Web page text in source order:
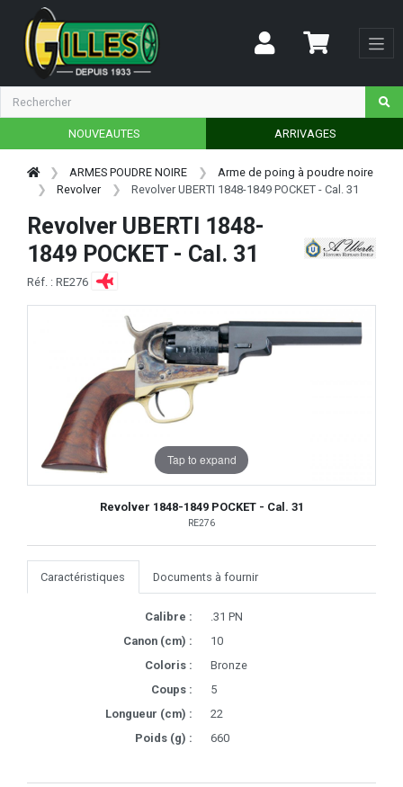
NOUVEAUTES ARRIVAGES
ARMES POUDRE NOIRE
Arme de poing à poudre noire
Revolver
Revolver UBERTI 1848-1849 POCKET - Cal. 31
Revolver UBERTI 1848-
1849 POCKET - Cal. 31
Réf. : RE276
Tap to expand
Revolver 1848-1849 POCKET - Cal. 31
RE276
Caractéristiques Documents à fournir
Calibre :
.31 PN
Canon (cm) :
10
Coloris :
Bronze
Coups :
5
Longueur (cm) :
22
Poids (g) :
660